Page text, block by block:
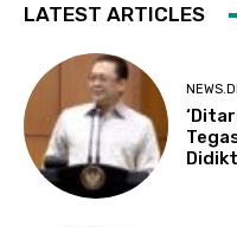
LATEST ARTICLES